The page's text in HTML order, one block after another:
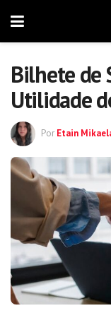
Bilhete de
Utilidade
Por Etain